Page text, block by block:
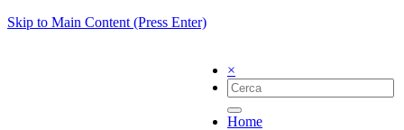
Skip to Main Content (Press Enter)
×
Home